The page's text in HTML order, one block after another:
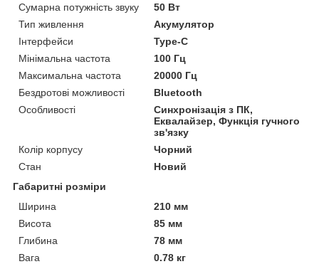
Сумарна потужність звуку
50 Вт
Тип живлення
Акумулятор
Інтерфейси
Type-C
Мінімальна частота
100 Гц
Максимальна частота
20000 Гц
Бездротові можливості
Bluetooth
Особливості
Синхронізація з ПК,
Еквалайзер, Функція гучного
зв'язку
Колір корпусу
Чорний
Стан
Новий
Габаритні розміри
Ширина
210 мм
Висота
85 мм
Глибина
78 мм
Вага
0.78 кг